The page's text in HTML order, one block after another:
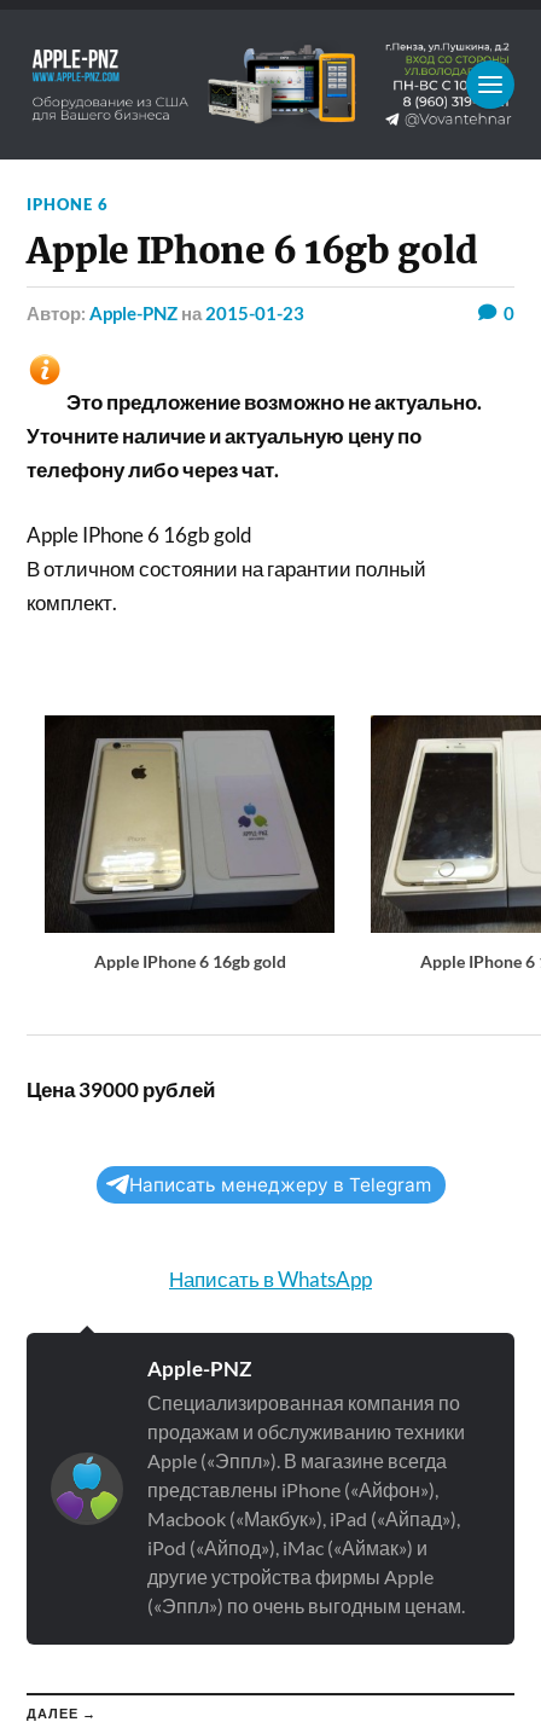
IPHONE 6
Apple IPhone 6 16gb gold
Автор:Apple-PNZ на 2015-01-23 0
Это предложение возможно не актуально.
Уточните наличие и актуальную цену по
телефону либо через чат.
Apple IPhone 6 16gb gold
В отличном состоянии на гарантии полный
комплект.
Apple IPhone 6 16gb gold Apple IPhone 6
Цена 39000 рублей
Написать менеджеру в Telegram
Написать в WhatsApp
Apple-PNZ
Специализированная компания по
продажам и обслуживанию техники
Apple («Эппл»). В магазине всегда
представлены iPhone («Айфон»),
Macbook («Макбук»), iPad («Айпад»),
iPod («Айпод»), iMac («Аймак») и
другие устройства фирмы Apple
(«Эппл») по очень выгодным ценам.
ДАЛЕЕ →